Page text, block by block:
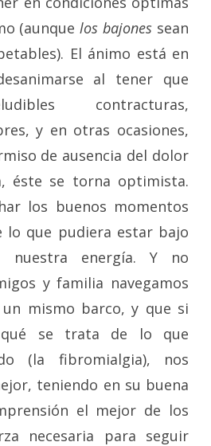
(aunquelos bajones sean
El ánimo está en
al tener que
contracturas,
y en otras ocasiones,
de ausencia del dolor
éste se torna optimista.
los buenos momentos
lo que pudiera estar bajo
nuestra energía. Y no
y familia navegamos
mismo barco, y que si
se trata de lo que
(la fibromialgia), nos
teniendo en su buena
el mejor de los
necesaria para seguir